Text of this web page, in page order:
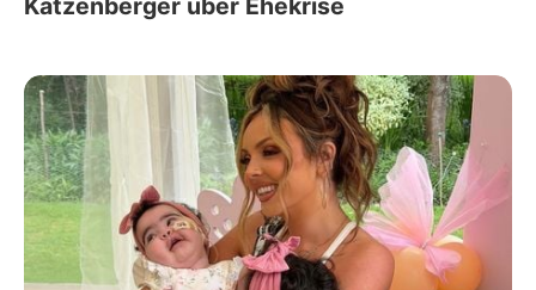
Katzenberger über Ehekrise